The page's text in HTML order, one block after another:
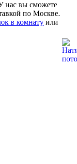
нас вы сможете
по Москве.
в комнату или